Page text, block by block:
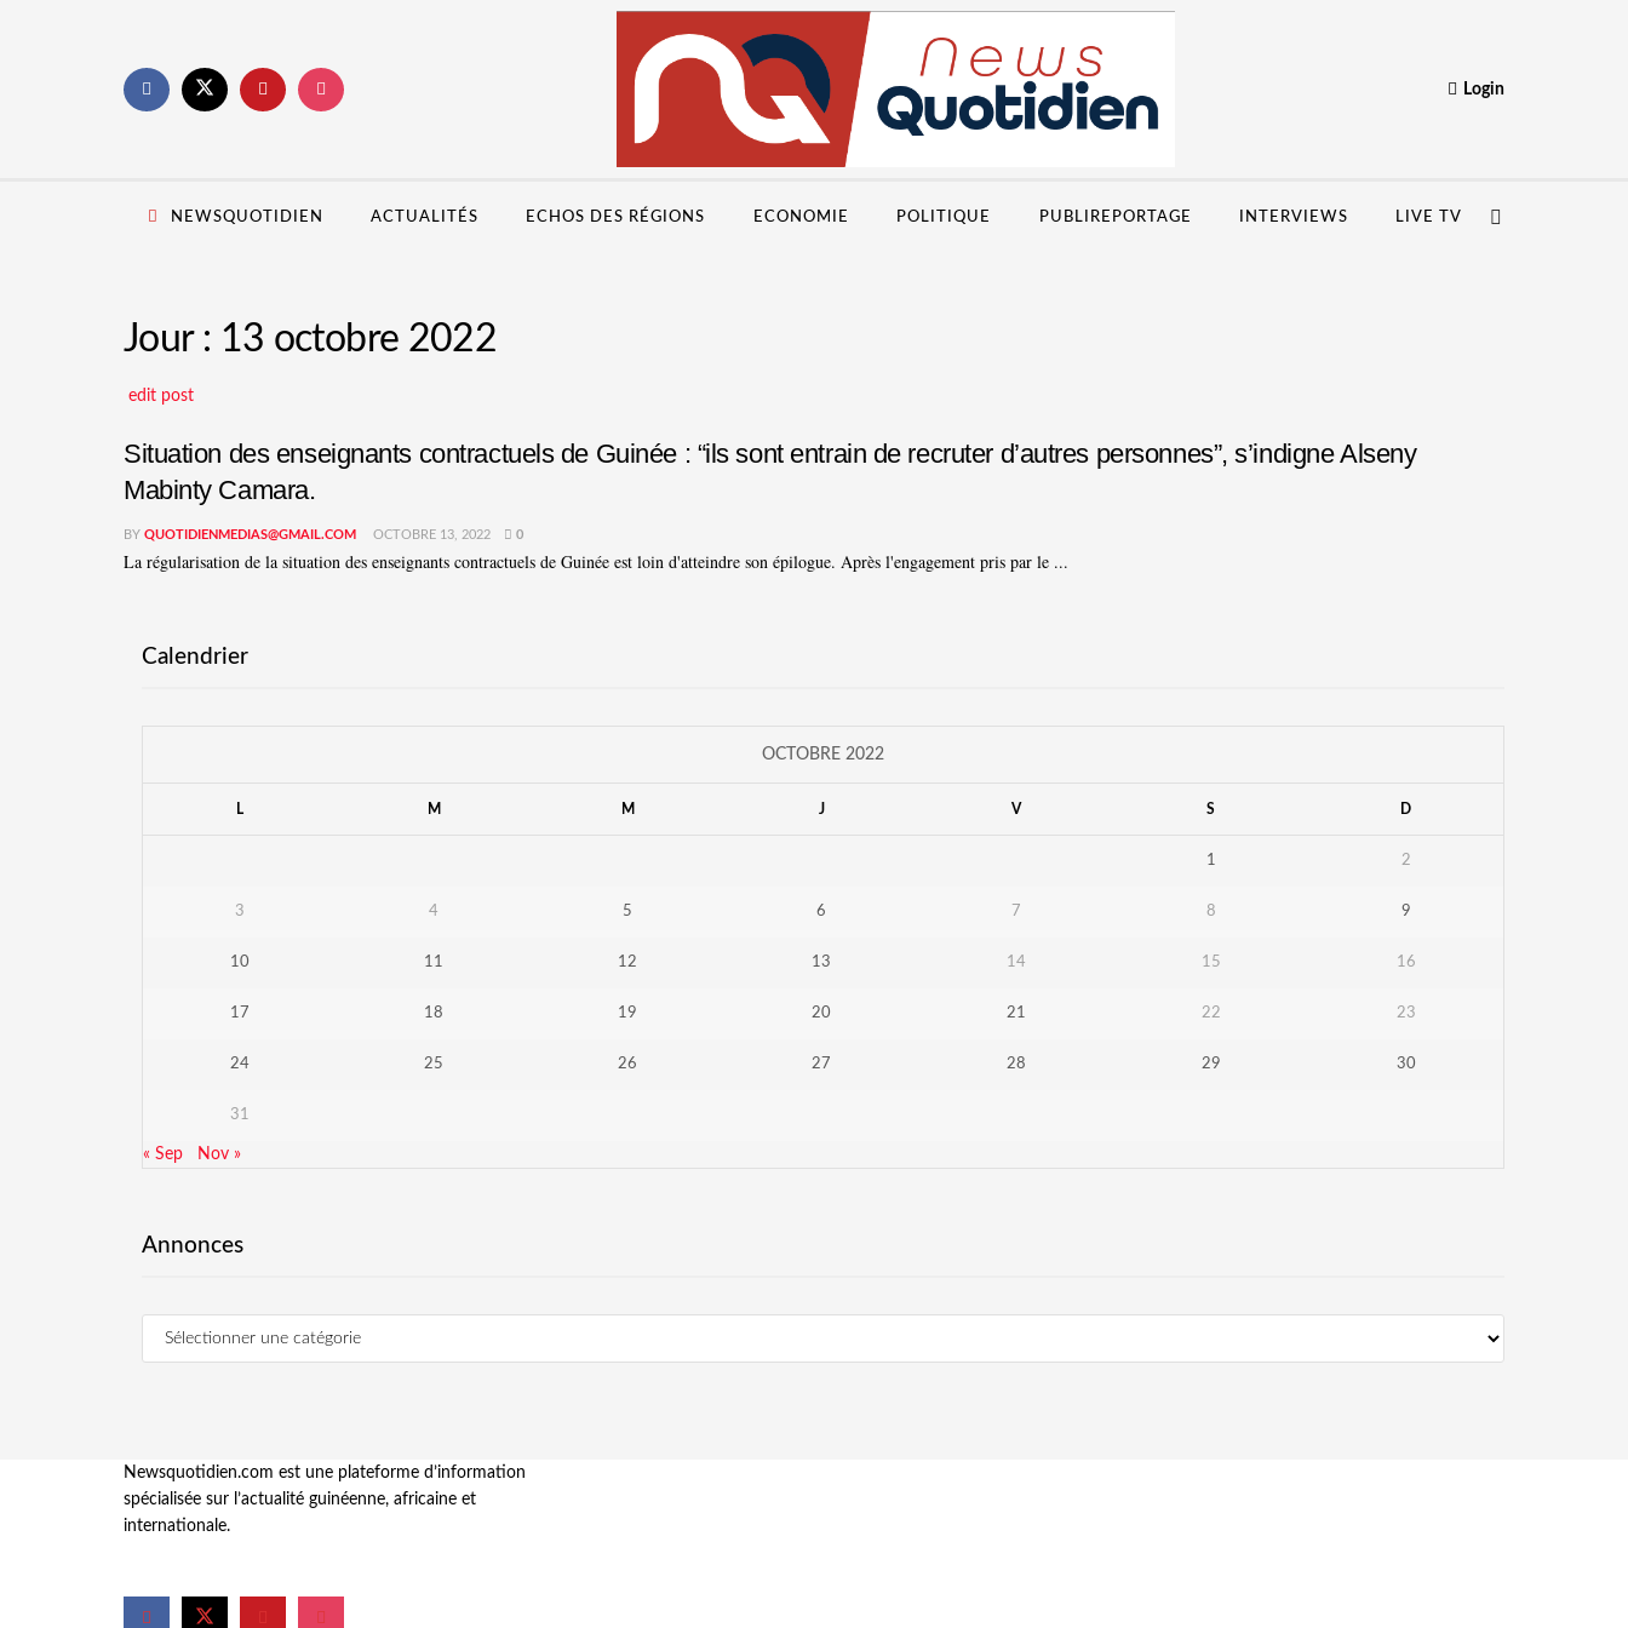
Login
NEWSQUOTIDIEN ACTUALITÉS ECHOS DES RÉGIONS ECONOMIE POLITIQUE PUBLIREPORTAGE INTERVIEWS LIVE TV
Jour : 13 octobre 2022
edit post
Situation des enseignants contractuels de Guinée : “ils sont entrain de recruter d’autres personnes”, s’indigne Alseny
Mabinty Camara.
BY QUOTIDIENMEDIAS@GMAIL.COM OCTOBRE 13, 2022 0
La régularisation de la situation des enseignants contractuels de Guinée est loin d'atteindre son épilogue. Après l'engagement pris par le ...
Calendrier
OCTOBRE 2022
L M M J V S D
1 2
3 4 5 6 7 8 9
10 11 12 13 14 15 16
17 18 19 20 21 22 23
24 25 26 27 28 29 30
31
« Sep Nov »
Annonces
Newsquotidien.com est une plateforme d’information
spécialisée sur l’actualité guinéenne, africaine et
internationale.